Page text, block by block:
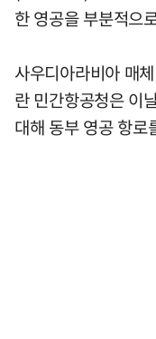
한 영공을 부분적으
사우디아라비아 매
란 민간항공청은 이
대해 동부 영공 항